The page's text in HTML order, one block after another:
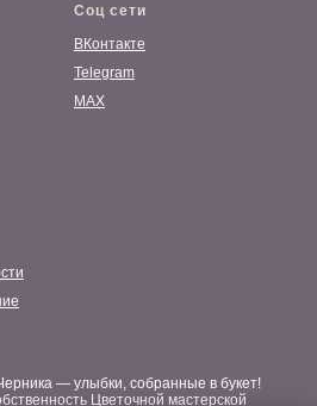
Соц сети
ВКонтакте
Telegram
MAX
— улыбки, собранные в букет!
Цветочной мастерской